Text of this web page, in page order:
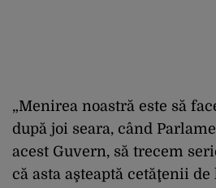
„Menirea noastră este să
după joi seara, când
acest Guvern, să trecem
că asta aşteaptă cetăţenii de